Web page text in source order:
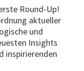
Round-Up!
aktueller
und
Insights
inspirierenden